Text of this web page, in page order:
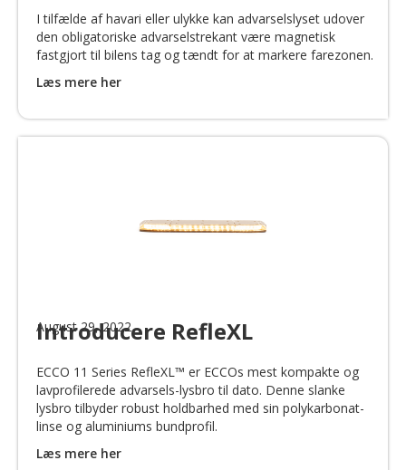
I tilfælde af havari eller ulykke kan advarselslyset udover
den obligatoriske advarselstrekant være magnetisk
fastgjort til bilens tag og tændt for at markere farezonen.
Læs mere her
Introducere RefleXL
ECCO 11 Series RefleXL™ er ECCOs mest kompakte og
lavprofilerede advarsels-lysbro til dato. Denne slanke
lysbro tilbyder robust holdbarhed med sin polykarbonat-
linse og aluminiums bundprofil.
Læs mere her
August 29, 2022